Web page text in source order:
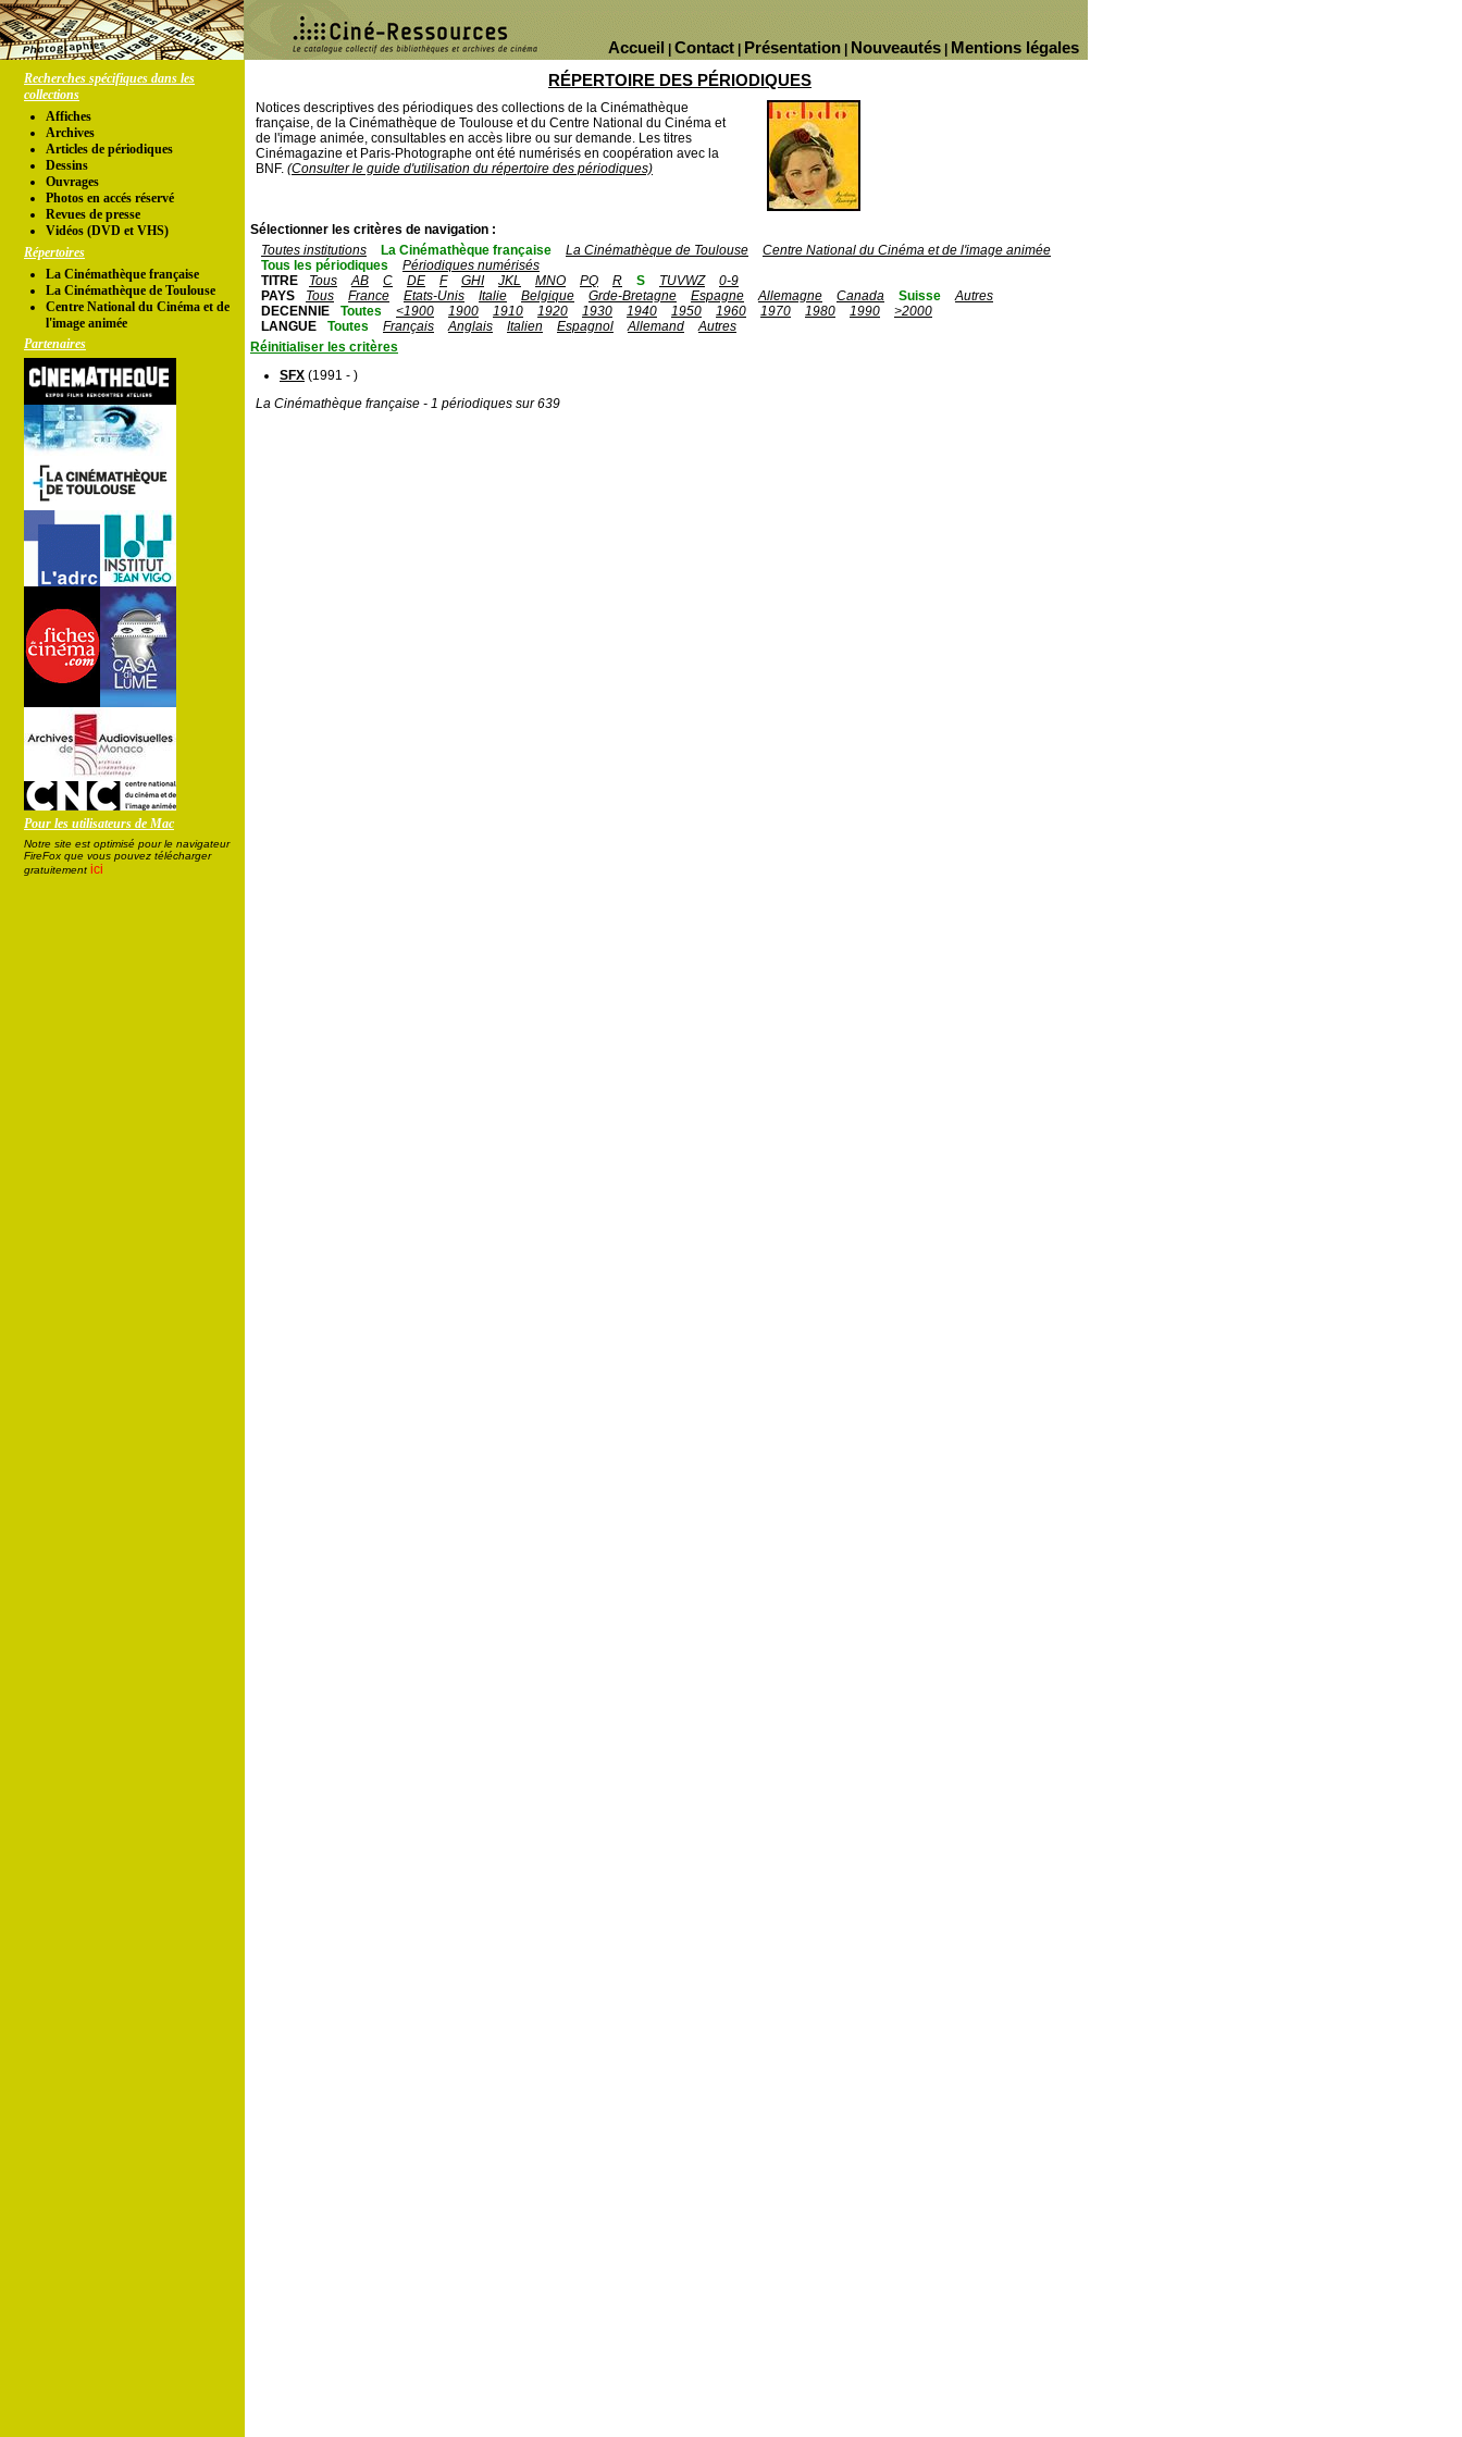
Mentions légales
Nouveautés
Présentation
Contact
Accueil
Recherches spécifiques dans les
collections
Affiches
Archives
Articles de périodiques
Dessins
Ouvrages
Photos en accés réservé
Revues de presse
Vidéos (DVD et VHS)
Répertoires
La Cinémathèque française
La Cinémathèque de Toulouse
Centre National du Cinéma et de
l'image animée
Partenaires
Pour les utilisateurs de Mac
Notre site est optimisé pour le navigateur
FireFox que vous pouvez télécharger
gratuitement ici
RÉPERTOIRE DES PÉRIODIQUES
Notices descriptives des périodiques des collections de la Cinémathèque
française, de la Cinémathèque de Toulouse et du Centre National du Cinéma et
de l'image animée, consultables en accès libre ou sur demande. Les titres
Cinémagazine et Paris-Photographe ont été numérisés en coopération avec la
BNF. (Consulter le guide d'utilisation du répertoire des périodiques)
Sélectionner les critères de navigation :
Toutes institutions
La Cinémathèque française La Cinémathèque de Toulouse
Centre National du Cinéma et de l'image animée
Tous les périodiques
Périodiques numérisés
TITRE
Tous AB C DE F GHI JKL MNO PQ R S TUVWZ
0-9
PAYS
Tous France Etats-Unis Italie Belgique Grde-Bretagne Espagne Allemagne Canada Suisse
Autres
DECENNIE
Toutes <1900 1900 1910 1920 1930 1940 1950 1960 1970 1980 1990
>2000
LANGUE
Toutes Français Anglais Italien Espagnol Allemand
Autres
Réinitialiser les critères
SFX (1991 - )
La Cinémathèque française - 1 périodiques sur 639